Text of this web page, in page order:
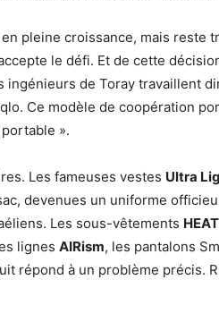
pleine croissance, mais reste
le défi. Et de cette
ingénieurs de Toray travaillent
Ce modèle de coopération
».
Les fameuses vestes Ultra
devenues un uniforme
Les sous-vêtements
lignes AIRism, les pantalons
répond à un problème précis.